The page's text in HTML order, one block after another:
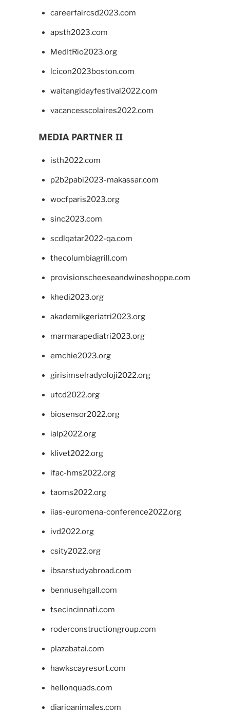
careerfaircsd2023.com
apsth2023.com
MedItRio2023.org
lcicon2023boston.com
waitangidayfestival2022.com
vacancesscolaires2022.com
MEDIA PARTNER II
isth2022.com
p2b2pabi2023-makassar.com
wocfparis2023.org
sinc2023.com
scdlqatar2022-qa.com
thecolumbiagrill.com
provisionscheeseandwineshoppe.com
khedi2023.org
akademikgeriatri2023.org
marmarapediatri2023.org
emchie2023.org
girisimselradyoloji2022.org
utcd2022.org
biosensor2022.org
ialp2022.org
klivet2022.org
ifac-hms2022.org
taoms2022.org
iias-euromena-conference2022.org
ivd2022.org
csity2022.org
ibsarstudyabroad.com
bennusehgall.com
tsecincinnati.com
roderconstructiongroup.com
plazabatai.com
hawkscayresort.com
hellonquads.com
diarioanimales.com